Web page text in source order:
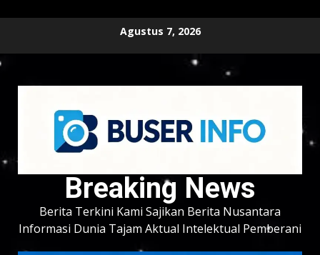
content
Agustus 7, 2026
Breaking News
Berita Terkini Kami Sajikan Berita Nusantara
Informasi Dunia Tajam Aktual Intelektual Pemberani